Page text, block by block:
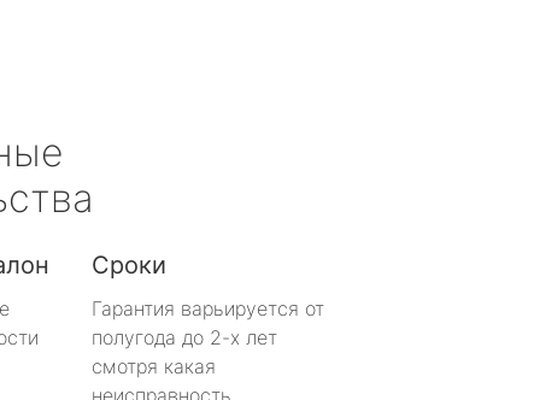
Сроки
Гарантия варьируется от
полугода до 2-х лет
смотря какая
неисправность.